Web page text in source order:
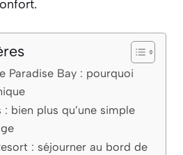
Paradise Bay : pourquoi
bien plus qu’une simple
: séjourner au bord de